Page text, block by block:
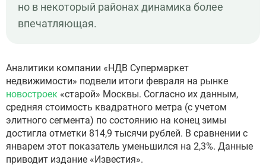
но в некоторый районах динамика более
впечатляющая.
Аналитики компании «НДВ Супермаркет
недвижимости» подвели итоги февраля на рынке
новостроек «старой» Москвы. Согласно их данным,
средняя стоимость квадратного метра (с учетом
элитного сегмента) по состоянию на конец зимы
достигла отметки 814,9 тысячи рублей. В сравнении с
январем этот показатель уменьшился на 2,3%. Данные
приводит издание «Известия».